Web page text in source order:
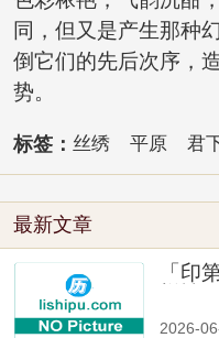
同，但又是产生那种
倒它们的先后次序，
势。
标签： 丝绣 平原 君
最新文章
「印
2026-